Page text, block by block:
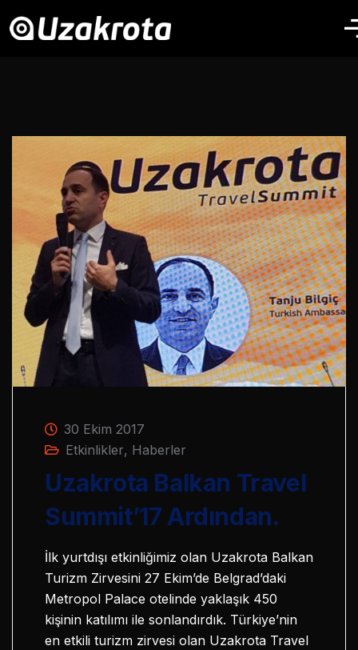
30 Ekim 2017
Etkinlikler, Haberler
Uzakrota Balkan Travel
Summit’17 Ardından.
İlk yurtdışı etkinliğimiz olan Uzakrota Balkan
Turizm Zirvesini 27 Ekim’de Belgrad’daki
Metropol Palace otelinde yaklaşık 450
kişinin katılımı ile sonlandırdık. Türkiye’nin
en etkili turizm zirvesi olan Uzakrota Travel